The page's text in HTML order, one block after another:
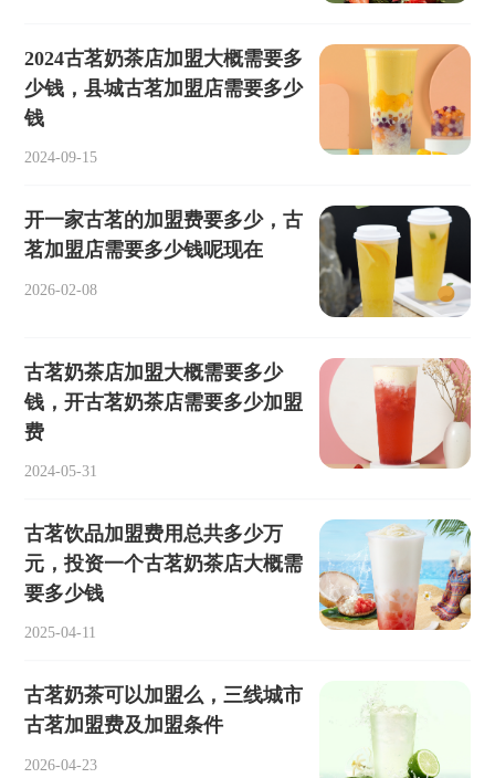
2024古茗奶茶店加盟大概需要多
少钱，县城古茗加盟店需要多少
钱
2024-09-15
开一家古茗的加盟费要多少，古
茗加盟店需要多少钱呢现在
2026-02-08
古茗奶茶店加盟大概需要多少
钱，开古茗奶茶店需要多少加盟
费
2024-05-31
古茗饮品加盟费用总共多少万
元，投资一个古茗奶茶店大概需
要多少钱
2025-04-11
古茗奶茶可以加盟么，三线城市
古茗加盟费及加盟条件
2026-04-23